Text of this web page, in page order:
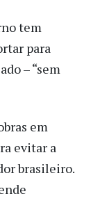
tem
para
– “sem
em
evitar a
brasileiro.